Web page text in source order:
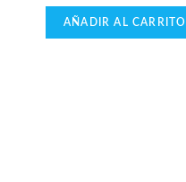
AÑADIR AL CARRITO